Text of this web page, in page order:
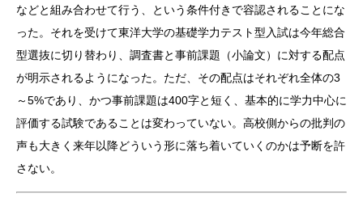
などと組み合わせて行う、という条件付きで容認されることにな
った。それを受けて東洋大学の基礎学力テスト型入試は今年総合
型選抜に切り替わり、調査書と事前課題（小論文）に対する配点
が明示されるようになった。ただ、その配点はそれぞれ全体の3
～5%であり、かつ事前課題は400字と短く、基本的に学力中心に
評価する試験であることは変わっていない。高校側からの批判の
声も大きく来年以降どういう形に落ち着いていくのかは予断を許
さない。